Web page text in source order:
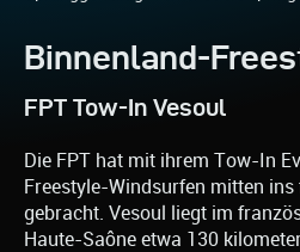
Binnenland-
FPT Tow-In Vesoul
Die FPT hat mit ihrem Tow-In
Freestyle-Windsurfen mitten
gebracht. Vesoul liegt im
Haute-Saône etwa 130